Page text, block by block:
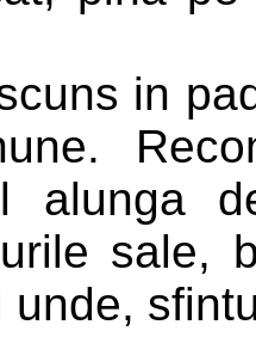
in
alunga
sale,
unde,